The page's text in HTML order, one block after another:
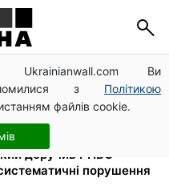
Ukrainianwall.com Ви
з Політикою
файлів cookie.
запустив подвійне
з вересня: від 2595
отримає
доручив РНБО
порушення